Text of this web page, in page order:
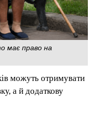
має право на
можуть отримувати
а й додаткову